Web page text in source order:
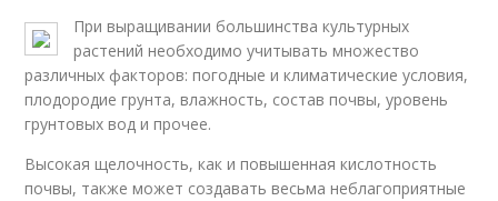
При выращивании большинства культурных
растений необходимо учитывать множество
различных факторов: погодные и климатические условия,
плодородие грунта, влажность, состав почвы, уровень
грунтовых вод и прочее.
Высокая щелочность, как и повышенная кислотность
почвы, также может создавать весьма неблагоприятные